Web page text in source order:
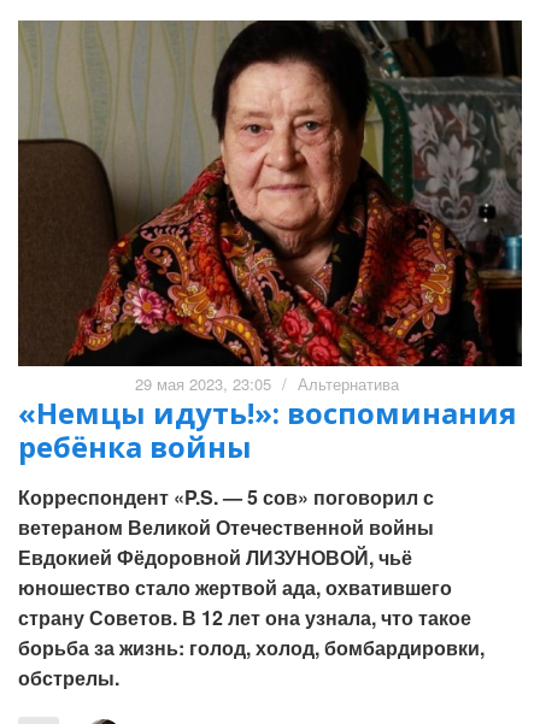
29 мая 2023, 23:05 / Альтернатива
«Немцы идуть!»: воспоминания
ребёнка войны
Корреспондент «P.S. — 5 сов» поговорил с
ветераном Великой Отечественной войны
Евдокией Фёдоровной ЛИЗУНОВОЙ, чьё
юношество стало жертвой ада, охватившего
страну Советов. В 12 лет она узнала, что такое
борьба за жизнь: голод, холод, бомбардировки,
обстрелы.